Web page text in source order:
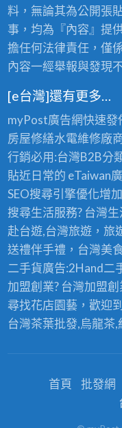
料，無論其為公開張
事，均為『內容』提
擔任何法律責任，僅
內容一經舉報與發現
[e台灣]還有更多…
myPost廣告網快速發
房屋修繕水電維修廠
行銷必用:台灣B2B分
貼近日常的 eTaiwan
SEO搜尋引擎優化增
搜尋生活服務? 台灣
赴台遊,台灣旅遊，旅
送禮伴手禮，台灣美
二手貨廣告:2Hand二
加盟創業? 台灣加盟創
尋找花店園藝，歡迎到
台灣茶葉批發,烏龍茶,
首頁 批發網